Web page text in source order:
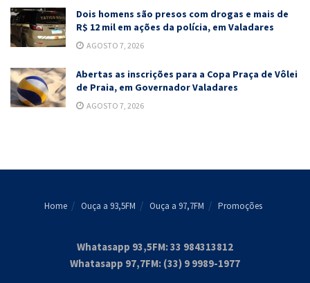
Dois homens são presos com drogas e mais de
R$ 12 mil em ações da polícia, em Valadares
AGOSTO 7, 2026
Abertas as inscrições para a Copa Praça de Vôlei
de Praia, em Governador Valadares
AGOSTO 7, 2026
Home Ouça a 93,5FM Ouça a 97,7FM Promoções
Whatasapp 93,5FM: 33 984313812
Whatasapp 97,7FM: (33) 9 9989-1977